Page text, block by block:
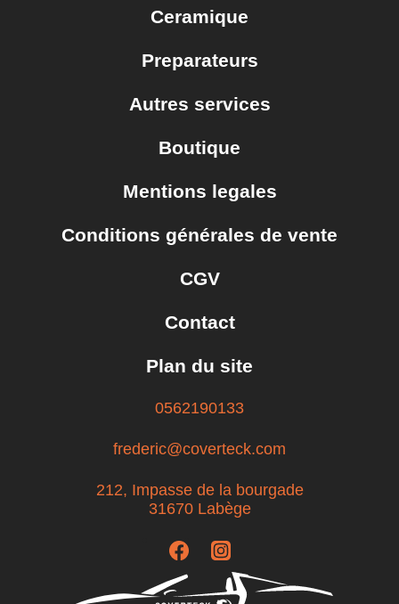
Ceramique
Preparateurs
Autres services
Boutique
Mentions legales
Conditions générales de vente
CGV
Contact
Plan du site
0562190133
frederic@coverteck.com
212, Impasse de la bourgade
31670 Labège